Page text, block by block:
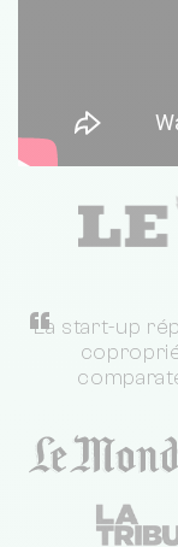
“
La start-up